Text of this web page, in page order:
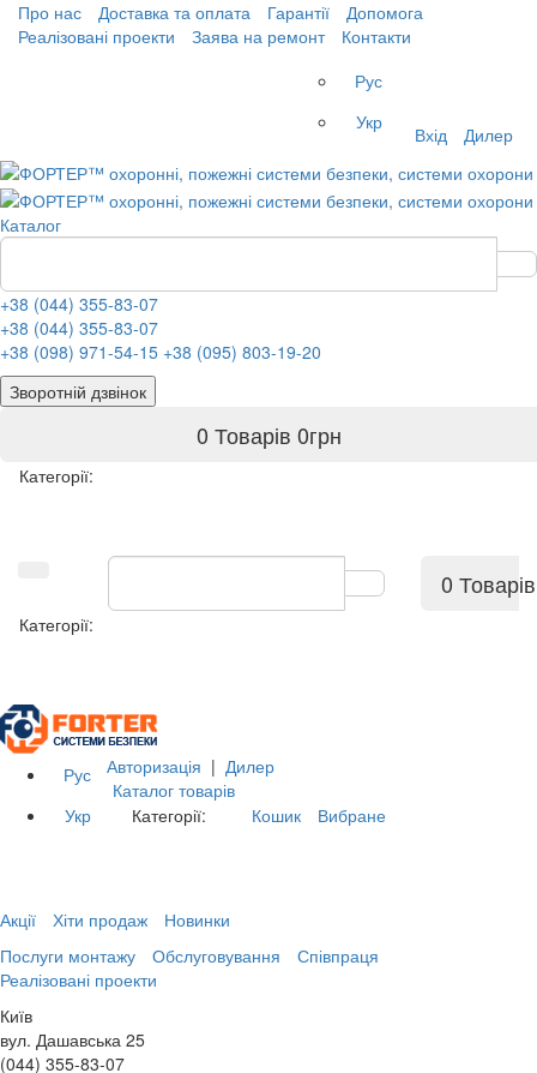
Про нас Доставка та оплата Гарантії
Допомога
Реалізовані проекти
Заява на ремонт
Контакти
Рус
Укр
Вхід Дилер
Каталог
+38 (044) 355-83-07
+38 (044) 355-83-07
+38 (098) 971-54-15 +38 (095) 803-19-20
Зворотній дзвінок
0 Товарів 0грн
Категорії:
0 Товарів
Категорії:
Рус
Укр
Авторизація | Дилер
Каталог товарів
Категорії:
Кошик Вибране
Акції Хіти продаж
Новинки
Послуги монтажу
Обслуговування
Співпраця
Реалізовані проекти
Київ
вул. Дашавська 25
(044) 355-83-07